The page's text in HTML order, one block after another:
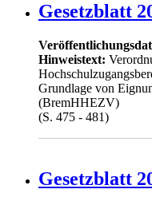
Gesetzblatt
Hinweistext:
Grundlage von
(BremHHEZV)
(S. 475 - 481)
Gesetzblatt